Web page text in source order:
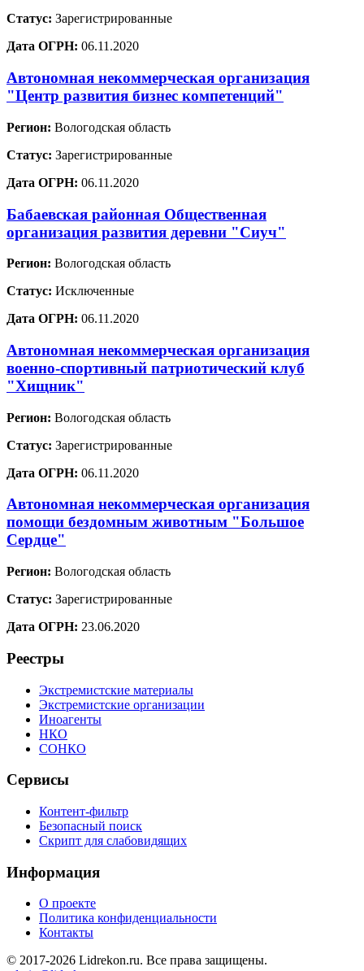
Статус: Зарегистрированные
Дата ОГРН: 06.11.2020
Автономная некоммерческая организация
"Центр развития бизнес компетенций"
Регион: Вологодская область
Статус: Зарегистрированные
Дата ОГРН: 06.11.2020
Бабаевская районная Общественная
организация развития деревни "Сиуч"
Регион: Вологодская область
Статус: Исключенные
Дата ОГРН: 06.11.2020
Автономная некоммерческая организация
военно-спортивный патриотический клуб
"Хищник"
Регион: Вологодская область
Статус: Зарегистрированные
Дата ОГРН: 06.11.2020
Автономная некоммерческая организация
помощи бездомным животным "Большое
Сердце"
Регион: Вологодская область
Статус: Зарегистрированные
Дата ОГРН: 23.06.2020
Реестры
Экстремистские материалы
Экстремистские организации
Иноагенты
НКО
СОНКО
Сервисы
Контент-фильтр
Безопасный поиск
Скрипт для слабовидящих
Информация
О проекте
Политика конфиденциальности
Контакты
© 2017-2026 Lidrekon.ru. Все права защищены.